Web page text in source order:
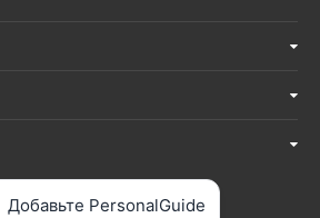
Добавьте PersonalGuide